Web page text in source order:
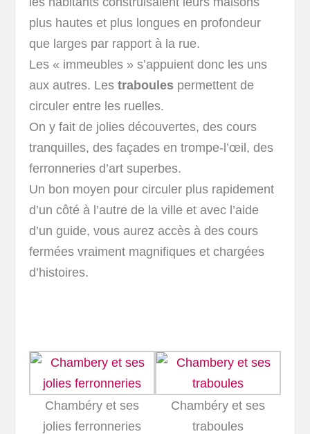
plus hautes et plus longues en profondeur
que larges par rapport à la rue.
Les « immeubles » s’appuient donc les uns
aux autres. Lestraboules permettent de
circuler entre les ruelles.
On y fait de jolies découvertes, des cours
tranquilles, des façades en trompe-l’œil, des
ferronneries d’art superbes.
Un bon moyen pour circuler plus rapidement
d’un côté à l’autre de la ville et avec l’aide
d’un guide, vous aurez accès à des cours
fermées vraiment magnifiques et chargées
d’histoires.
Chambéry et ses
jolies ferronneries
Chambéry et ses
traboules